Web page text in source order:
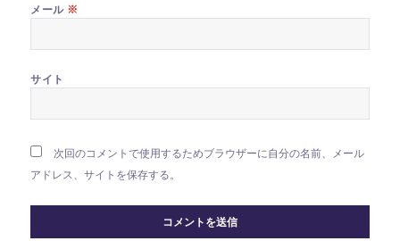
メール ※
サイト
次回のコメントで使用するためブラウザーに自分の名前、メール
アドレス、サイトを保存する。